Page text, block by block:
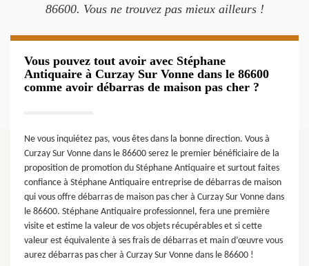
86600. Vous ne trouvez pas mieux ailleurs !
Vous pouvez tout avoir avec Stéphane
Antiquaire à Curzay Sur Vonne dans le 86600
comme avoir débarras de maison pas cher ?
Ne vous inquiétez pas, vous êtes dans la bonne direction. Vous à
Curzay Sur Vonne dans le 86600 serez le premier bénéficiaire de la
proposition de promotion du Stéphane Antiquaire et surtout faites
confiance à Stéphane Antiquaire entreprise de débarras de maison
qui vous offre débarras de maison pas cher à Curzay Sur Vonne dans
le 86600. Stéphane Antiquaire professionnel, fera une première
visite et estime la valeur de vos objets récupérables et si cette
valeur est équivalente à ses frais de débarras et main d’œuvre vous
aurez débarras pas cher à Curzay Sur Vonne dans le 86600 !